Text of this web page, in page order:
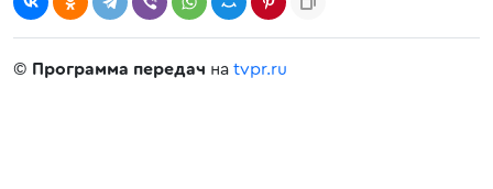
© Программа передач на tvpr.ru